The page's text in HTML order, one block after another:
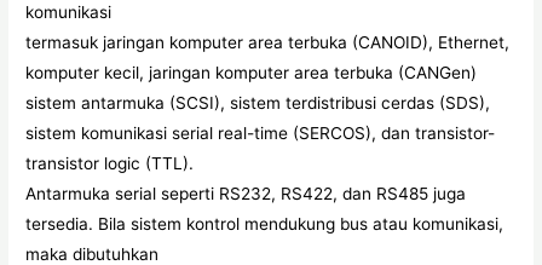
komunikasi
termasuk jaringan komputer area terbuka (CANOID), Ethernet,
komputer kecil, jaringan komputer area terbuka (CANGen)
sistem antarmuka (SCSI), sistem terdistribusi cerdas (SDS),
sistem komunikasi serial real-time (SERCOS), dan transistor-
transistor logic (TTL).
Antarmuka serial seperti RS232, RS422, dan RS485 juga
tersedia. Bila sistem kontrol mendukung bus atau komunikasi,
maka dibutuhkan